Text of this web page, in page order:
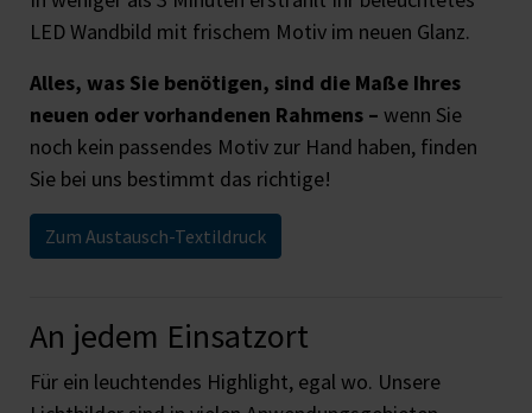
LED Wandbild mit frischem Motiv im neuen Glanz.
Alles, was Sie benötigen, sind die Maße Ihres
neuen oder vorhandenen Rahmens – wenn Sie
noch kein passendes Motiv zur Hand haben, finden
Sie bei uns bestimmt das richtige!
Zum Austausch-Textildruck
An jedem Einsatzort
Für ein leuchtendes Highlight, egal wo. Unsere